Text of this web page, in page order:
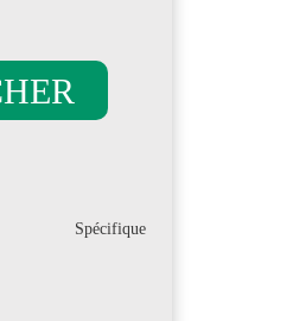
Spécifique